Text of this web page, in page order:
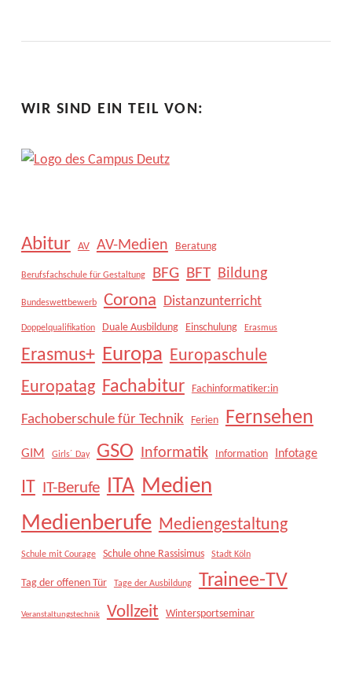
WIR SIND EIN TEIL VON:
Abitur AV AV-Medien Beratung
Berufsfachschule für Gestaltung BFG BFT Bildung
Bundeswettbewerb Corona Distanzunterricht
Doppelqualifikation Duale Ausbildung Einschulung Erasmus
Erasmus+ Europa Europaschule
Europatag Fachabitur Fachinformatiker:in
Fachoberschule für Technik Ferien Fernsehen
GIM Girls´ Day GSO Informatik Information Infotage
IT IT-Berufe ITA Medien
Medienberufe Mediengestaltung
Schule mit Courage Schule ohne Rassisimus Stadt Köln
Tag der offenen Tür Tage der Ausbildung Trainee-TV
Veranstaltungstechnik Vollzeit Wintersportseminar